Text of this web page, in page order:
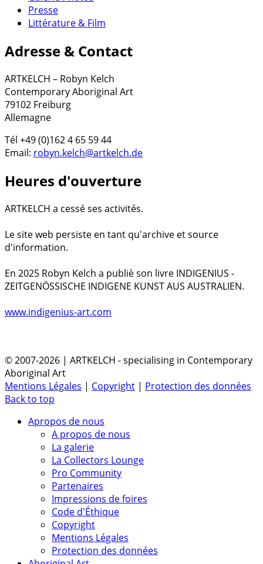
Presse
Littérature & Film
Adresse & Contact
ARTKELCH – Robyn Kelch
Contemporary Aboriginal Art
79102 Freiburg
Allemagne
Tél +49 (0)162 4 65 59 44
Email: robyn.kelch@artkelch.de
Heures d'ouverture
ARTKELCH a cessé ses activités.
Le site web persiste en tant qu'archive et source
d'information.
En 2025 Robyn Kelch a publiè son livre INDIGENIUS -
ZEITGENÖSSISCHE INDIGENE KUNST AUS AUSTRALIEN.
www.indigenius-art.com
© 2007-2026 | ARTKELCH - specialising in Contemporary
Aboriginal Art
Mentions Légales | Copyright | Protection des données
Back to top
Apropos de nous
A propos de nous
La galerie
La Collectors Lounge
Pro Community
Partenaires
Impressions de foires
Code d'Éthique
Copyright
Mentions Légales
Protection des données